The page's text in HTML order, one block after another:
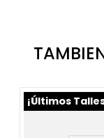
¡Últimos